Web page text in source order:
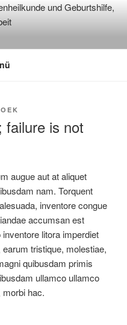
failure is not
augue aut at aliquet
nam. Torquent
inventore congue
accumsan est
litora imperdiet
tristique, molestiae,
quibusdam primis
ullamco ullamco
morbi hac.